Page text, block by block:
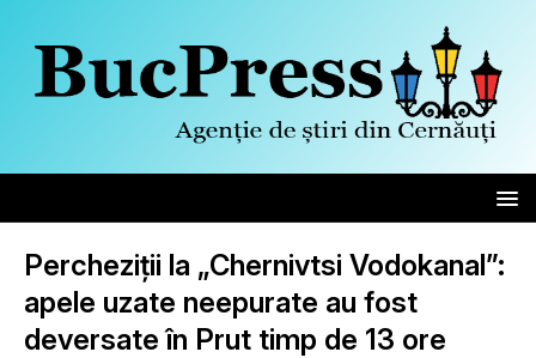
Percheziții la „Chernivtsi Vodokanal”:
apele uzate neepurate au fost
deversate în Prut timp de 13 ore